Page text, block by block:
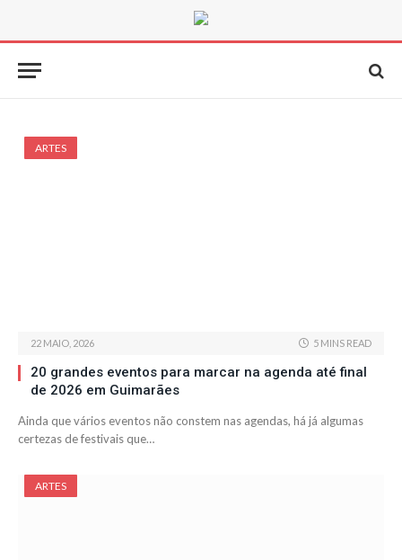
ARTES
22 MAIO, 2026 5 MINS READ
20 grandes eventos para marcar na agenda até final
de 2026 em Guimarães
Ainda que vários eventos não constem nas agendas, há já algumas
certezas de festivais que…
ARTES